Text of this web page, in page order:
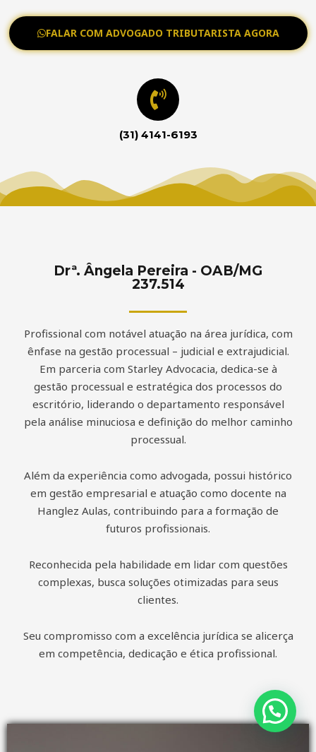
FALAR COM ADVOGADO TRIBUTARISTA AGORA
(31) 4141-6193
Drª. Ângela Pereira - OAB/MG
237.514
Profissional com notável atuação na área jurídica, com
ênfase na gestão processual – judicial e extrajudicial.
Em parceria com Starley Advocacia, dedica-se à
gestão processual e estratégica dos processos do
escritório, liderando o departamento responsável
pela análise minuciosa e definição do melhor caminho
processual.
Além da experiência como advogada, possui histórico
em gestão empresarial e atuação como docente na
Hanglez Aulas, contribuindo para a formação de
futuros profissionais.
Reconhecida pela habilidade em lidar com questões
complexas, busca soluções otimizadas para seus
clientes.
Seu compromisso com a excelência jurídica se alicerça
em competência, dedicação e ética profissional.